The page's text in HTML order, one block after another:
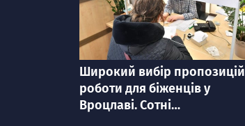
категорія
Широкий вибір пропозицій
роботи для біженців у
Вроцлаві. Сотні